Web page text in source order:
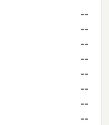
--
--
--
--
--
--
--
--